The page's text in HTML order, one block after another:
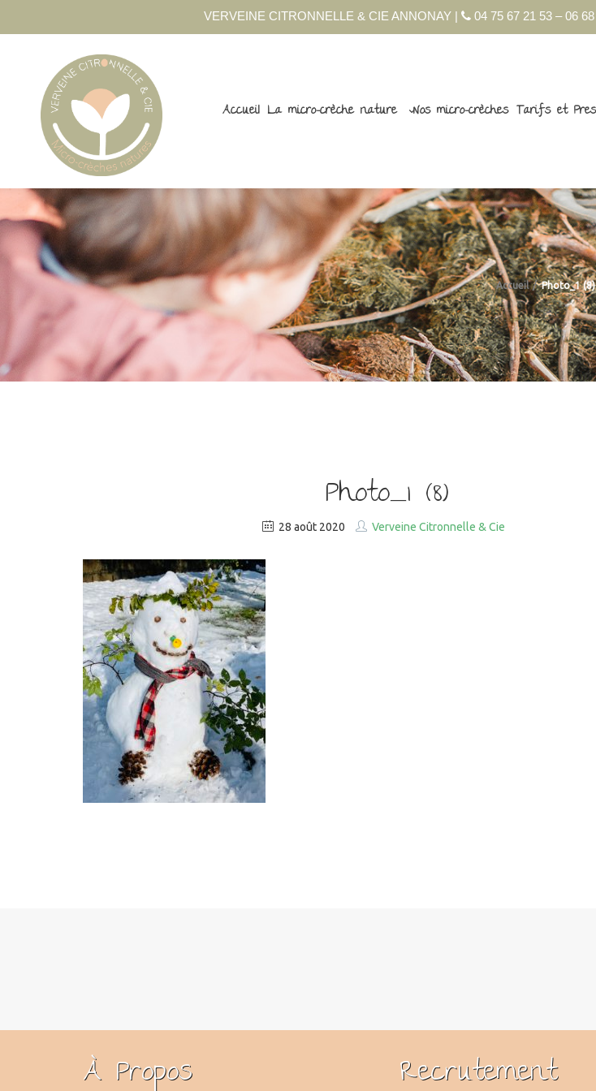
VERVEINE CITRONNELLE & CIE ANNONAY | 04 75 67 21 53 – 06
Accueil La micro-crèche nature Nos micro-crèches Tarifs et
Accueil Photo_1 (8)
Photo_1 (8)
28 août 2020 Verveine Citronnelle & Cie
À Propos Recrutement